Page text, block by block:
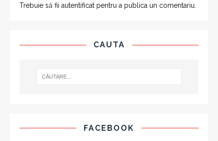
Trebuie să fii autentificat pentru a publica un comentariu.
CAUTA
FACEBOOK